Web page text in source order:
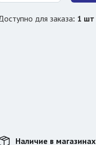
для заказа: 1 шт
Наличие в магазинах